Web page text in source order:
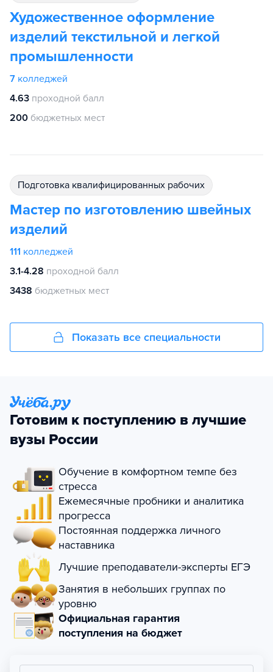
Художественное оформление
изделий текстильной и легкой
промышленности
7 колледжей
4.63 проходной балл
200 бюджетных мест
подготовка квалифицированных рабочих
Мастер по изготовлению швейных
изделий
111 колледжей
3.1-4.28 проходной балл
3438 бюджетных мест
Показать все специальности
Готовим к поступлению в лучшие
вузы России
Обучение в комфортном темпе без
стресса
Ежемесячные пробники и аналитика
прогресса
Постоянная поддержка личного
наставника
Лучшие преподаватели-эксперты ЕГЭ
Занятия в небольших группах по
уровню
Официальная гарантия
поступления на бюджет